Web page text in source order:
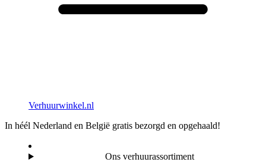
Verhuurwinkel.nl
In héél Nederland en België gratis bezorgd en opgehaald!
Ons verhuurassortiment